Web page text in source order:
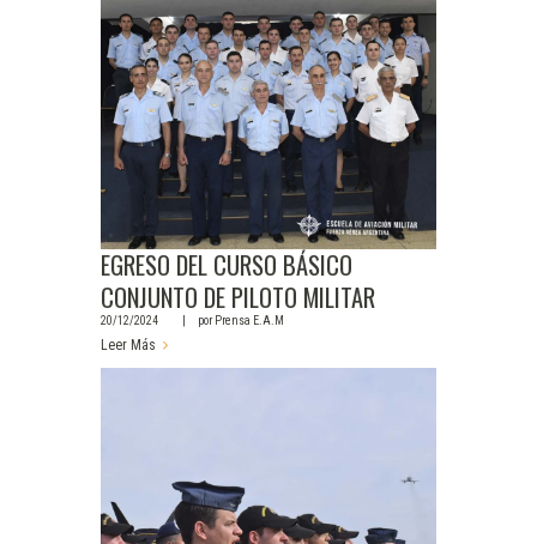
EGRESO DEL CURSO BÁSICO
CONJUNTO DE PILOTO MILITAR
20/12/2024 porPrensa E.A.M
Leer Más